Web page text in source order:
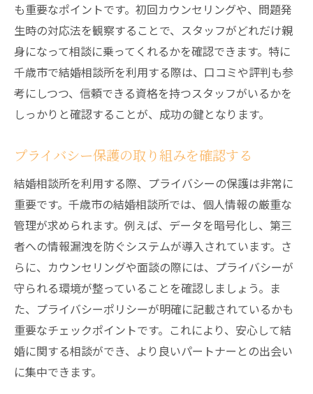
も重要なポイントです。初回カウンセリングや、問題発
生時の対応法を観察することで、スタッフがどれだけ親
身になって相談に乗ってくれるかを確認できます。特に
千歳市で結婚相談所を利用する際は、口コミや評判も参
考にしつつ、信頼できる資格を持つスタッフがいるかを
しっかりと確認することが、成功の鍵となります。
プライバシー保護の取り組みを確認する
結婚相談所を利用する際、プライバシーの保護は非常に
重要です。千歳市の結婚相談所では、個人情報の厳重な
管理が求められます。例えば、データを暗号化し、第三
者への情報漏洩を防ぐシステムが導入されています。さ
らに、カウンセリングや面談の際には、プライバシーが
守られる環境が整っていることを確認しましょう。ま
た、プライバシーポリシーが明確に記載されているかも
重要なチェックポイントです。これにより、安心して結
婚に関する相談ができ、より良いパートナーとの出会い
に集中できます。